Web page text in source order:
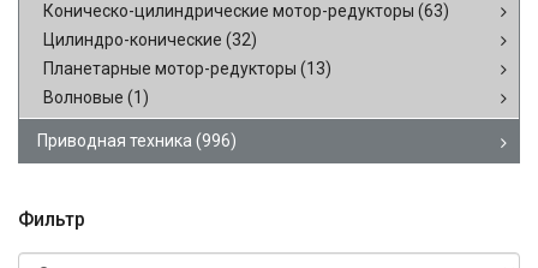
Коническо-цилиндрические мотор-редукторы (63)
Цилиндро-конические (32)
Планетарные мотор-редукторы (13)
Волновые (1)
Приводная техника (996)
Фильтр